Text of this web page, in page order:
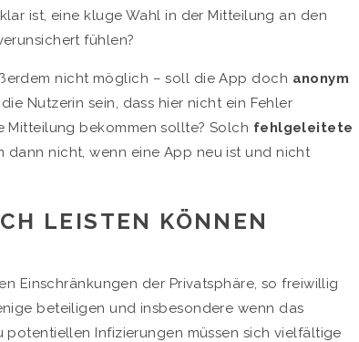
ist, eine kluge Wahl in der Mitteilung an den
fühlen?
nicht möglich – soll die App doch anonym
Nutzerin sein, dass hier nicht ein Fehler
Mitteilung bekommen sollte? Solch fehlgeleitete
dann nicht, wenn eine App neu ist und nicht
LEISTEN KÖNNEN
Einschränkungen der Privatsphäre, so freiwillig
beteiligen und insbesondere wenn das
Infizierungen müssen sich vielfältige